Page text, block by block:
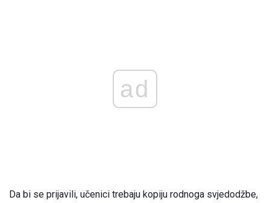
ad
Da bi se prijavili, učenici trebaju kopiju rodnoga svjedodžbe,